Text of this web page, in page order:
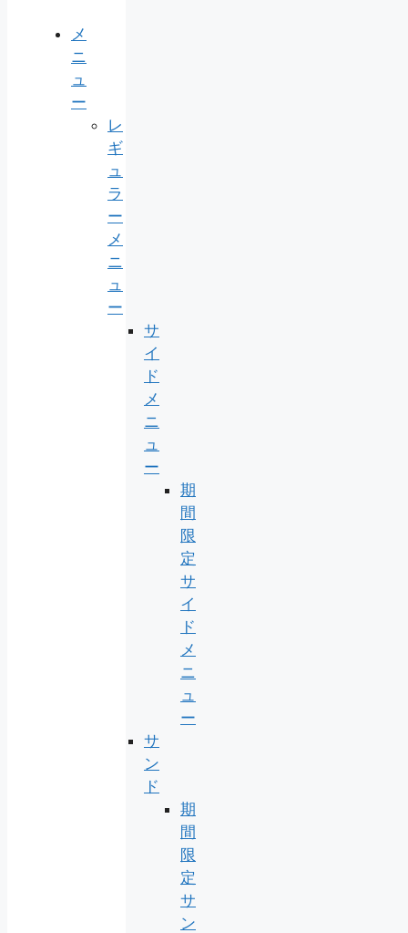
メ
ニ
ュ
ー
レ
ギ
ュ
ラ
ー
メ
ニ
ュ
ー
サ
イ
ド
メ
ニ
ュ
ー
期
間
限
定
サ
イ
ド
メ
ニ
ュ
ー
サ
ン
ド
期
間
限
定
サ
ン